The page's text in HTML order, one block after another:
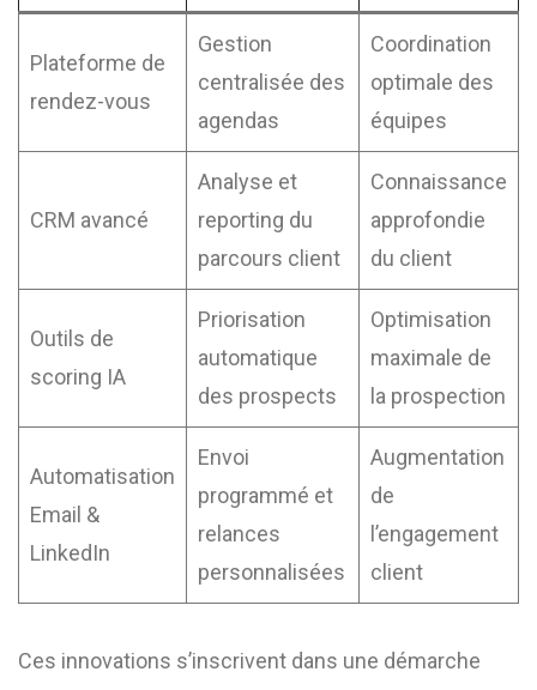
Plateforme de
rendez-vous
Gestion
centralisée des
agendas
Coordination
optimale des
équipes
CRM avancé
Analyse et
reporting du
parcours client
Connaissance
approfondie
du client
Outils de
scoring IA
Priorisation
automatique
des prospects
Optimisation
maximale de
la prospection
Automatisation
Email &
LinkedIn
Envoi
programmé et
relances
personnalisées
Augmentation
de
l’engagement
client
Ces innovations s’inscrivent dans une démarche